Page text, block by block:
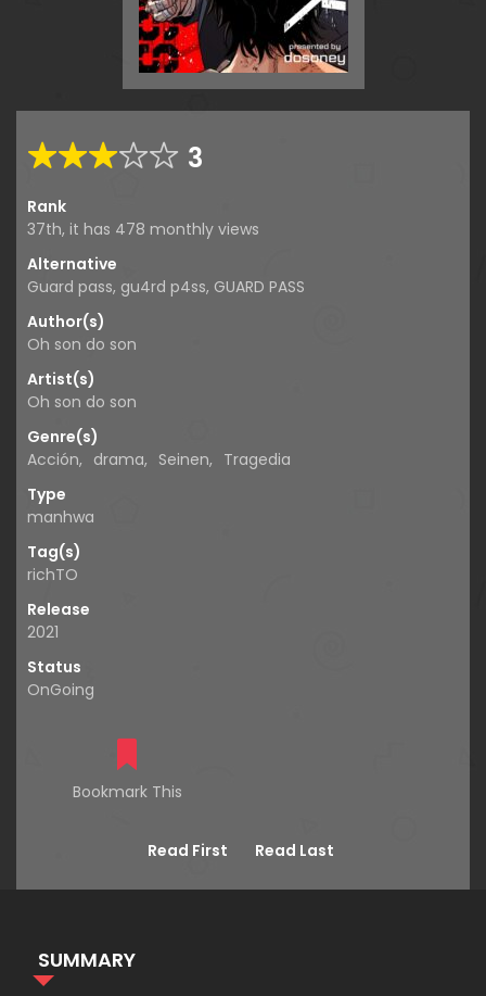
3
Rank
37th, it has 478 monthly views
Alternative
Guard pass, gu4rd p4ss, GUARD PASS
Author(s)
Oh son do son
Artist(s)
Oh son do son
Genre(s)
Acción, drama, Seinen, Tragedia
Type
manhwa
Tag(s)
richTO
Release
2021
Status
OnGoing
Bookmark This
Read First Read Last
SUMMARY